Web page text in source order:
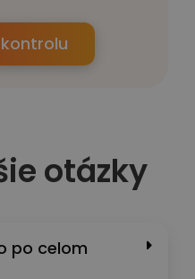
otázky
po celom